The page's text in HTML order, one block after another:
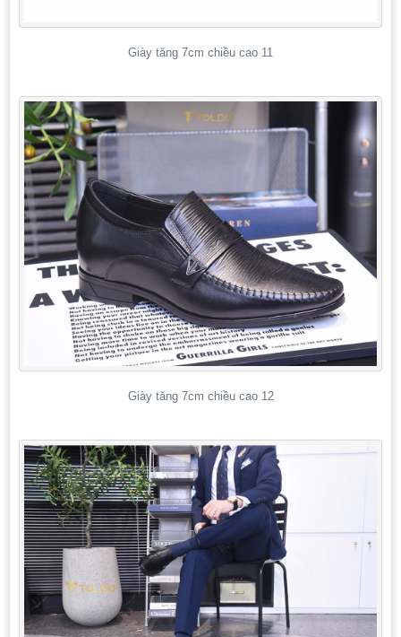
Giày tăng 7cm chiều cao 11
Giày tăng 7cm chiều cao 12